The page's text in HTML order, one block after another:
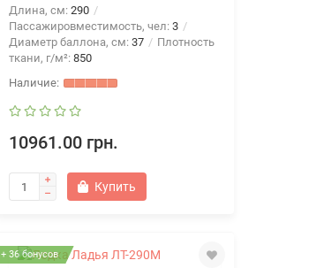
Длина, см: 290
Пассажировместимость, чел: 3
Диаметр баллона, см: 37
Плотность
ткани, г/м²: 850
10961.00 грн.
Купить
+ 36 бонусов